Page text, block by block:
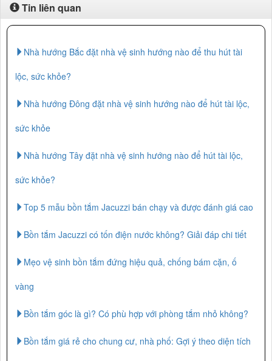
Tin liên quan
Nhà hướng Bắc đặt nhà vệ sinh hướng nào để thu hút tài
lộc, sức khỏe?
Nhà hướng Đông đặt nhà vệ sinh hướng nào để hút tài lộc,
sức khỏe
Nhà hướng Tây đặt nhà vệ sinh hướng nào để hút tài lộc,
sức khỏe?
Top 5 mẫu bồn tắm Jacuzzi bán chạy và được đánh giá cao
Bồn tắm Jacuzzi có tốn điện nước không? Giải đáp chi tiết
Mẹo vệ sinh bồn tắm đứng hiệu quả, chống bám cặn, ố
vàng
Bồn tắm góc là gì? Có phù hợp với phòng tắm nhỏ không?
Bồn tắm giá rẻ cho chung cư, nhà phố: Gợi ý theo diện tích